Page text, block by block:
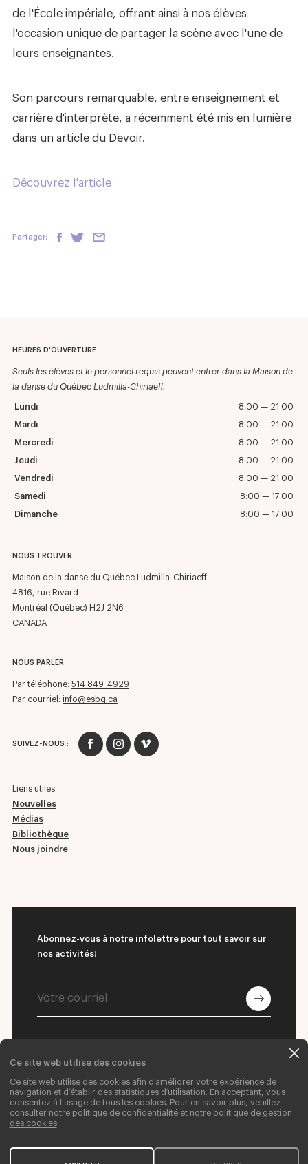
de l'École impériale, offrant ainsi à nos élèves
l'occasion unique de partager la scène avec l'une de
leurs enseignantes.
Son parcours remarquable, entre enseignement et
carrière d'interprète, a récemment été mis en lumière
dans un article du Devoir.
Découvrez l'article
Partager:
HEURES D'OUVERTURE
Seuls les élèves et le personnel requis peuvent entrer dans la Maison de
la danse du Québec Ludmilla-Chiriaeff.
Lundi 8:00 — 21:00
Mardi 8:00 — 21:00
Mercredi 8:00 — 21:00
Jeudi 8:00 — 21:00
Vendredi 8:00 — 21:00
Samedi 8:00 — 17:00
Dimanche 8:00 — 17:00
NOUS TROUVER
Maison de la danse du Québec Ludmilla-Chiriaeff
4816, rue Rivard
Montréal (Québec) H2J 2N6
CANADA
NOUS PARLER
Par téléphone: 514 849-4929
Par courriel: info@esbq.ca
SUIVEZ-NOUS :
Liens utiles
Nouvelles
Médias
Bibliothèque
Nous joindre
Abonnez-vous à notre infolettre pour tout savoir sur
nos activités!
Nous joindre Donner Carrières
Ce site web utilise des cookies
Ce site web utilise des cookies afin d’améliorer votre expérience de
navigation et d’établir des statistiques d’utilisation. En acceptant, vous
consentez à l'usage de tous les cookies. Pour en savoir plus, veuillez
consulter notre politique de confidentialitéet notre politique de gestion
des cookies.